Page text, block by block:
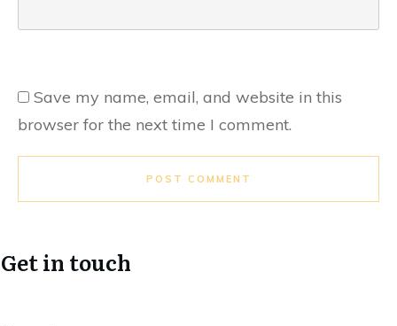
Save my name, email, and website in this
browser for the next time I comment.
POST COMMENT
Get in touch